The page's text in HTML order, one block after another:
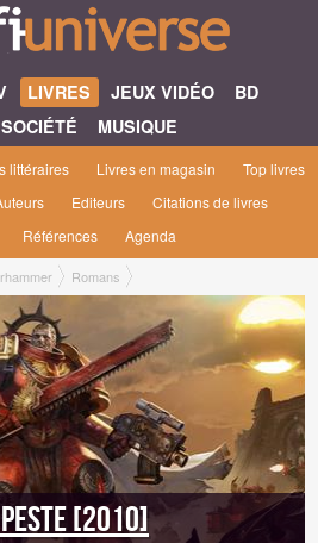
LIVRES JEUX VIDÉO
BD
MUSIQUE
littéraires Livres en magasin
Top livres
Editeurs
Citations de livres
Références Agenda
Romans
[2010]